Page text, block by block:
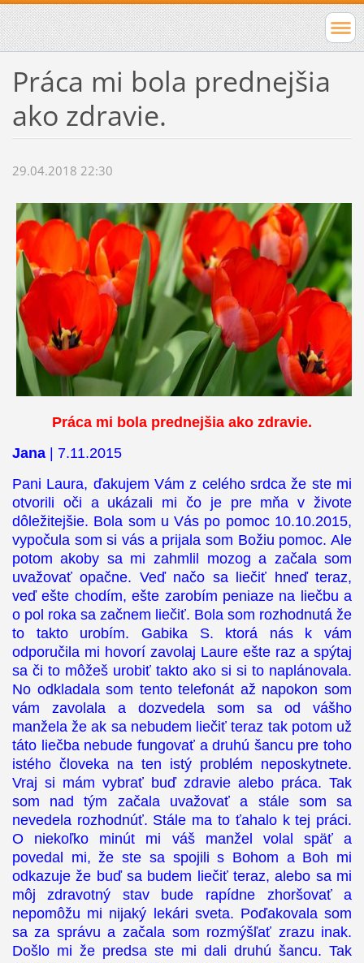
Práca mi bola prednejšia
ako zdravie.
29.04.2018 22:30
Práca mi bola prednejšia ako zdravie.
Jana| 7.11.2015
Pani Laura, ďakujem Vám z celého srdca že ste mi
otvorili oči a ukázali mi čo je pre mňa v živote
dôležitejšie. Bola som u Vás po pomoc 10.10.2015,
vypočula som si vás a prijala som Božiu pomoc. Ale
potom akoby sa mi zahmlil mozog a začala som
uvažovať opačne. Veď načo sa liečiť hneď teraz,
veď ešte chodím, ešte zarobím peniaze na liečbu a
o pol roka sa začnem liečiť. Bola som rozhodnutá že
to takto urobím. Gabika S. ktorá nás k vám
odporučila mi hovorí zavolaj Laure ešte raz a spýtaj
sa či to môžeš urobiť takto ako si si to naplánovala.
No odkladala som tento telefonát až napokon som
vám zavolala a dozvedela som sa od vášho
manžela že ak sa nebudem liečiť teraz tak potom už
táto liečba nebude fungovať a druhú šancu pre toho
istého človeka na ten istý problém neposkytnete.
Vraj si mám vybrať buď zdravie alebo práca. Tak
som nad tým začala uvažovať a stále som sa
nevedela rozhodnúť. Stále ma to ťahalo k tej práci.
O niekoľko minút mi váš manžel volal späť a
povedal mi, že ste sa spojili s Bohom a Boh mi
odkazuje že buď sa budem liečiť teraz, alebo sa mi
môj zdravotný stav bude rapídne zhoršovať a
nepomôžu mi nijaký lekári sveta. Poďakovala som
sa za správu a začala som rozmýšľať zrazu inak.
Došlo mi že predsa ste mi dali druhú šancu. Tak